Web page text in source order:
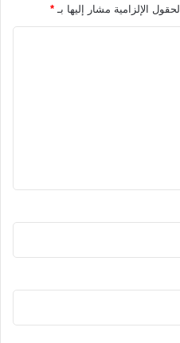
الحقول الإلزامية مشار إليها بـ *